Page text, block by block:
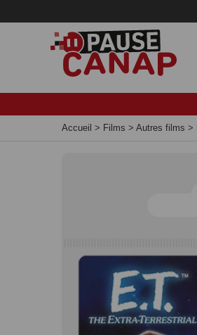
Accueil > Films > Autres films >